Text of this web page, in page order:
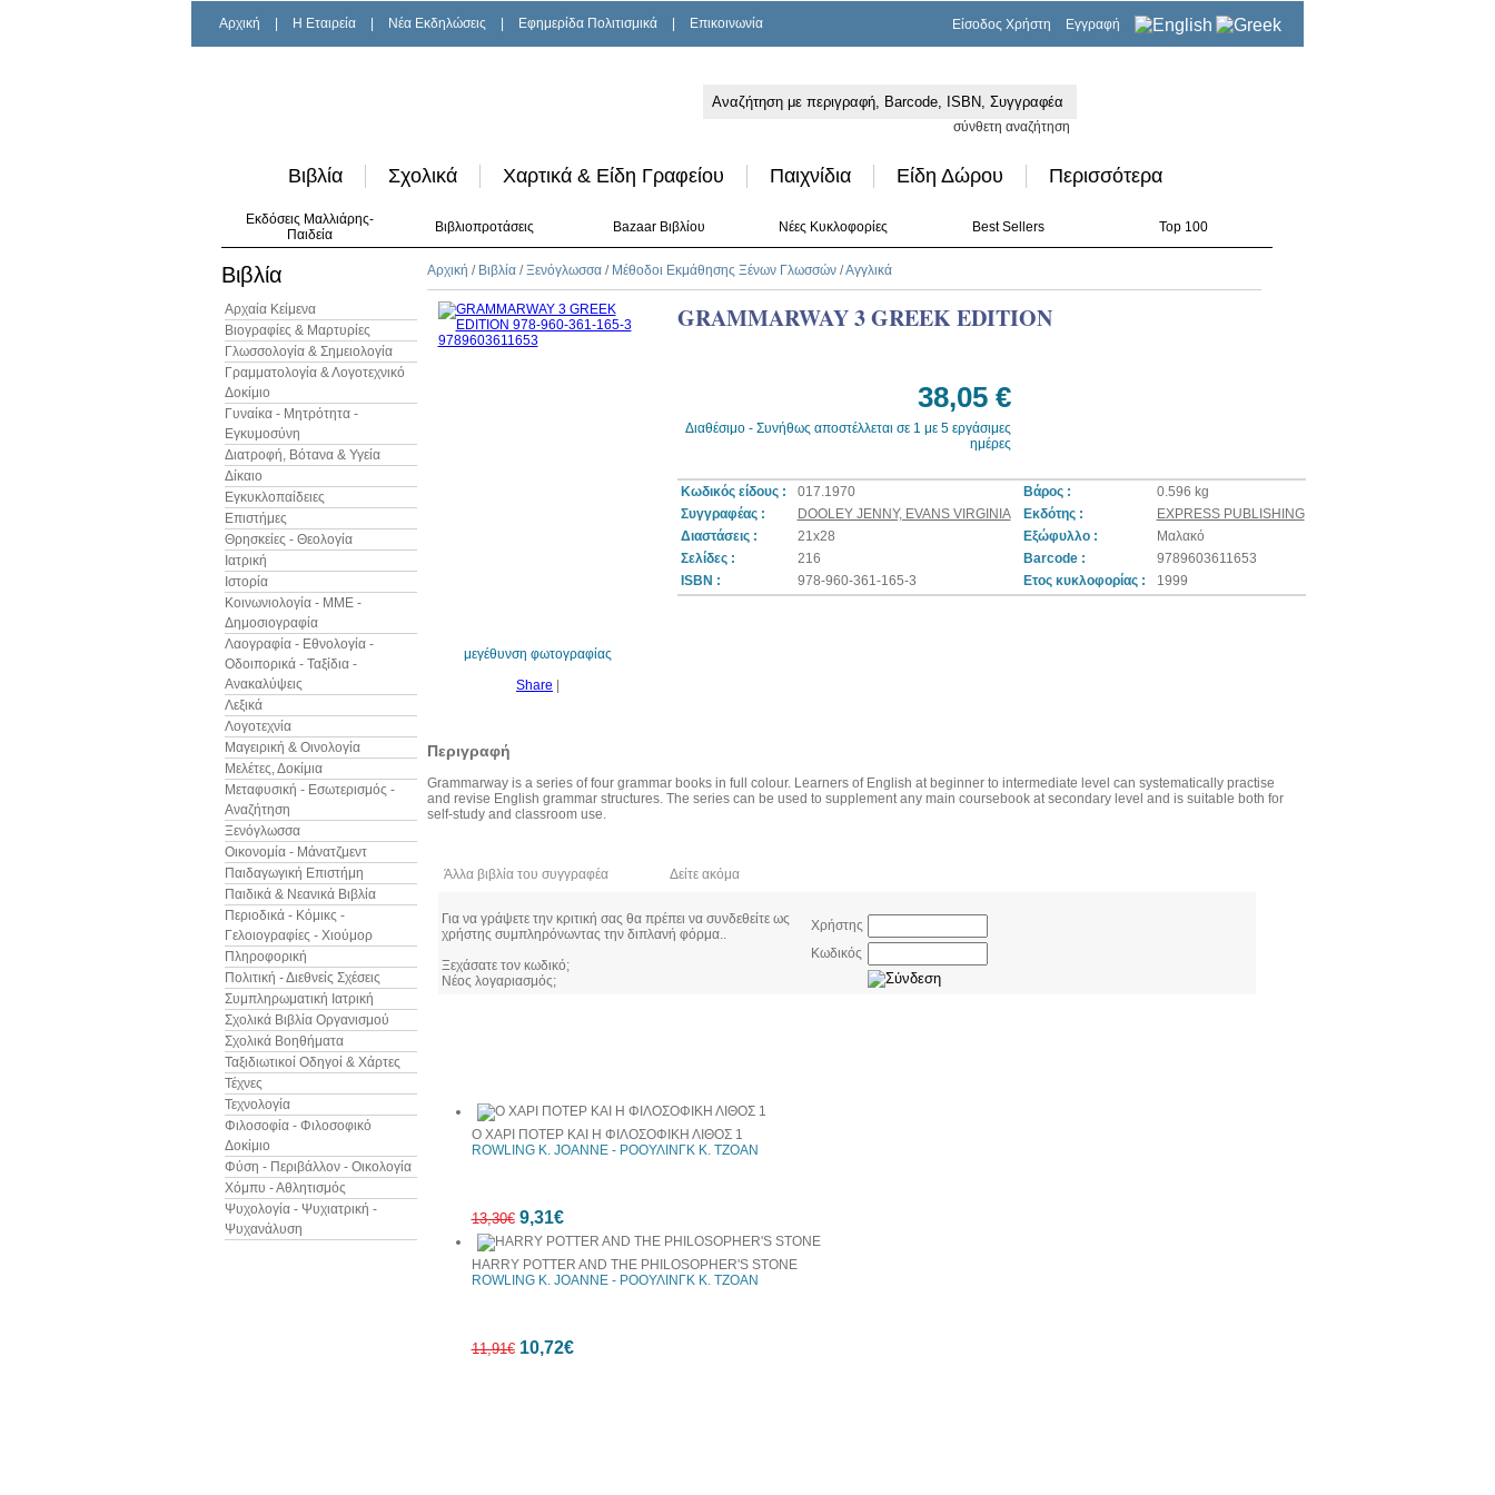
Αρχική H Εταιρεία Νέα Εκδηλώσεις Εφημερίδα Πολιτισμικά Επικοινωνία Είσοδος Χρήστη Εγγραφή
σύνθετη αναζήτηση
Βιβλία Σχολικά Χαρτικά & Είδη Γραφείου Παιχνίδια Είδη Δώρου Περισσότερα
Εκδόσεις Μαλλιάρης-
Παιδεία
Βιβλιοπροτάσεις Bazaar Βιβλίου Νέες Κυκλοφορίες Best Sellers Top 100
Βιβλία
Αρχαία Κείμενα
Βιογραφίες & Μαρτυρίες
Γλωσσολογία & Σημειολογία
Γραμματολογία & Λογοτεχνικό
Δοκίμιο
Γυναίκα - Μητρότητα -
Εγκυμοσύνη
Διατροφή, Βότανα & Υγεία
Δίκαιο
Εγκυκλοπαίδειες
Επιστήμες
Θρησκείες - Θεολογία
Ιατρική
Ιστορία
Κοινωνιολογία - ΜΜΕ -
Δημοσιογραφία
Λαογραφία - Εθνολογία -
Οδοιπορικά - Ταξίδια -
Ανακαλύψεις
Λεξικά
Λογοτεχνία
Μαγειρική & Οινολογία
Μελέτες, Δοκίμια
Μεταφυσική - Εσωτερισμός -
Αναζήτηση
Ξενόγλωσσα
Οικονομία - Μάνατζμεντ
Παιδαγωγική Επιστήμη
Παιδικά & Νεανικά Βιβλία
Περιοδικά - Κόμικς -
Γελοιογραφίες - Χιούμορ
Πληροφορική
Πολιτική - Διεθνείς Σχέσεις
Συμπληρωματική Ιατρική
Σχολικά Βιβλία Οργανισμού
Σχολικά Βοηθήματα
Ταξιδιωτικοί Οδηγοί & Χάρτες
Τέχνες
Τεχνολογία
Φιλοσοφία - Φιλοσοφικό
Δοκίμιο
Φύση - Περιβάλλον - Οικολογία
Χόμπυ - Αθλητισμός
Ψυχολογία - Ψυχιατρική -
Ψυχανάλυση
Αρχική / Βιβλία /Ξενόγλωσσα / Μέθοδοι Εκμάθησης Ξένων Γλωσσών /Αγγλικά
μεγέθυνση φωτογραφίας
Share
GRAMMARWAY 3 GREEK EDITION
38,05 €
Διαθέσιμο - Συνήθως αποστέλλεται σε 1 με 5 εργάσιμες
ημέρες
Κωδικός είδους : 017.1970 Βάρος :
0.596 kg
Συγγραφέας :
DOOLEY JENNY, EVANS VIRGINIA Εκδότης :
EXPRESS PUBLISHING
Διαστάσεις :
21x28 Εξώφυλλο :
Μαλακό
Σελίδες :
216 Barcode :
9789603611653
ISBN :
978-960-361-165-3 Ετος κυκλοφορίας : 1999
Περιγραφή
Grammarway is a series of four grammar books in full colour. Learners of English at beginner to intermediate level can systematically practise
and revise English grammar structures. The series can be used to supplement any main coursebook at secondary level and is suitable both for
self-study and classroom use.
Άλλα βιβλία του συγγραφέα Δείτε ακόμα
Για να γράψετε την κριτική σας θα πρέπει να συνδεθείτε ως
χρήστης συμπληρόνωντας την διπλανή φόρμα..
Ξεχάσατε τον κωδικό;
Νέος λογαριασμός;
Χρήστης
Κωδικός
Ο ΧΑΡΙ ΠΟΤΕΡ ΚΑΙ Η ΦΙΛΟΣΟΦΙΚΗ ΛΙΘΟΣ 1
ROWLING K. JOANNE - ΡΟΟΥΛΙΝΓΚ Κ. ΤΖΟΑΝ
13,30€ 9,31€
HARRY POTTER AND THE PHILOSOPHER'S STONE
ROWLING K. JOANNE - ΡΟΟΥΛΙΝΓΚ Κ. ΤΖΟΑΝ
11,91€ 10,72€